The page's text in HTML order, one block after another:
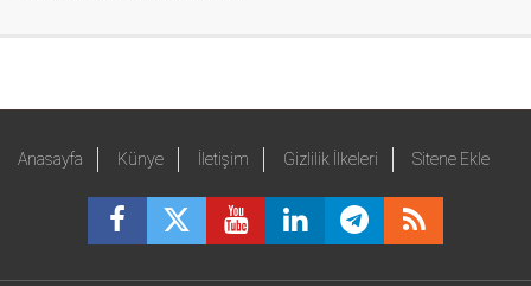
Anasayfa Künye İletişim Gizlilik İlkeleri Sitene Ekle